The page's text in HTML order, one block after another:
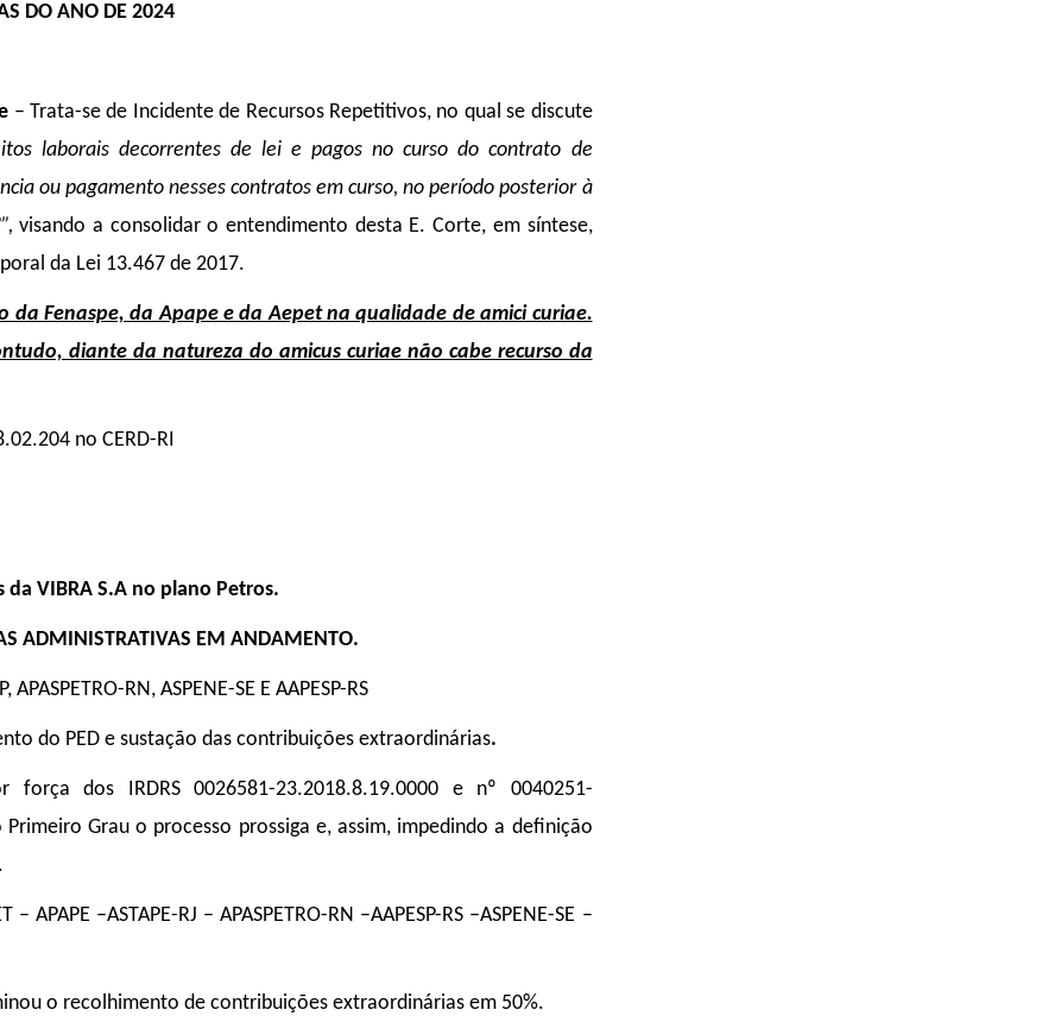
DO ANO DE 2024
– Trata-se de Incidente de Recursos Repetitivos, no qual se discute
laborais decorrentes de lei e pagos no curso do contrato de
ou pagamento nesses contratos em curso, no período posterior à
visando a consolidar o entendimento desta E. Corte, em síntese,
da Lei 13.467 de 2017.
da Fenaspe, da Apape e da Aepet na qualidade de amici curiae.
diante da natureza do amicus curiae não cabe recurso da
no CERD-RI
VIBRA S.A no plano Petros.
ADMINISTRATIVAS EM ANDAMENTO.
APASPETRO-RN, ASPENE-SE E AAPESP-RS
do PED e sustação das contribuições extraordinárias.
força dos IRDRS 0026581-23.2018.8.19.0000 e nº 0040251-
Grau o processo prossiga e, assim, impedindo a definição
– APAPE –ASTAPE-RJ – APASPETRO-RN –AAPESP-RS –ASPENE-SE –
o recolhimento de contribuições extraordinárias em 50%.